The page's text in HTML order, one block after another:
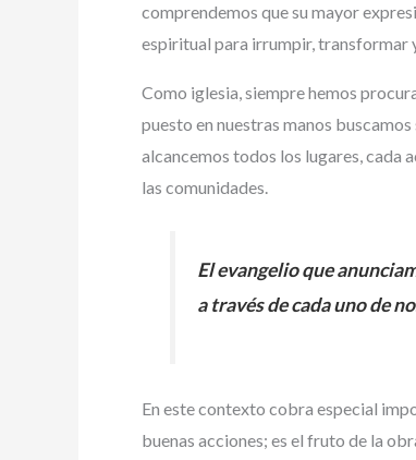
comprendemos que su mayor
espiritual para irrumpir, transformar
Como iglesia, siempre hemos
puesto en nuestras manos
alcancemos todos los lugares, cada
las comunidades.
El evangelio que
a través de cada uno de
En este contexto cobra especial
buenas acciones; es el fruto de la